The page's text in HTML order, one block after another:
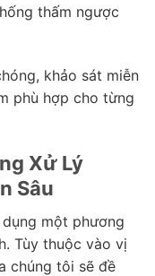
thấm ngược
khảo sát miễn
phù hợp cho từng
Xử Lý
Sâu
một phương
Tùy thuộc vào vị
chúng tôi sẽ đề